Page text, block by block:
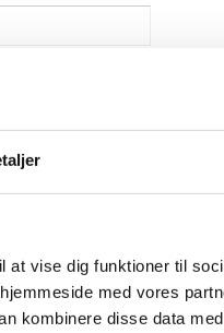
vise dig funktioner til
med vores
kombinere disse data